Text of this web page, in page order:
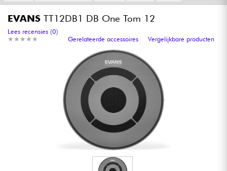
Gitaar & Bas
Versterker & Effecten
Toetsenbord & Piano
Synths & samplers
Home-studio
EVANS TT12DB1 DB One Tom 12
★ ★ ★ ★ ★
★ ★ ★ ★ ★
Lees recensies (0)
Gerelateerde accessoires
Vergelijkbare producten